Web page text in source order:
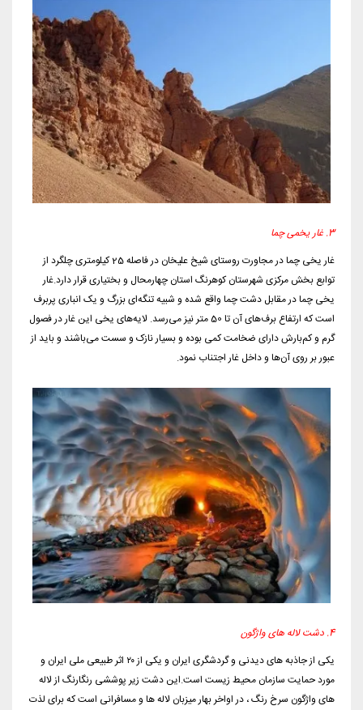
3. غار یخمی چما
غار یخی چما در مجاورت روستای شیخ علیخان در فاصله 25 کیلومتری چلگرد از
توابع بخش مرکزی شهرستان کوهرنگ استان چهارمحال و بختیاری قرار دارد.غار
یخی چما در مقابل دشت چما واقع شده و شبیه تنگه‌ای بزرگ و یک انباری پربرف
است که ارتفاع برف‌های آن تا 50 متر نیز می‌رسد. لایه‌های یخی این غار در فصول
گرم و کم‌بارش دارای ضخامت کمی بوده و بسیار نازک و سست می‌باشند و باید از
عبور بر روی آن‌ها و داخل غار اجتناب نمود.
4. دشت لاله های واژگون
یکی از جاذبه های دیدنی و گردشگری ایران و یکی از ۲۰ اثر طبیعی ملی ایران و
مورد حمایت سازمان محیط زیست است.این دشت زیر پوششی رنگارنگ از لاله
های واژگون سرخ رنگ ، در اواخر بهار میزبان لاله ها و مسافرانی است که برای لذت